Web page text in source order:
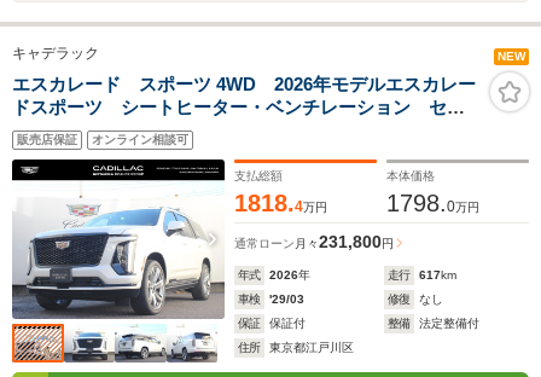
キャデラック NEW
エスカレード スポーツ 4WD 2026年モデルエスカレー
ドスポーツ シートヒーター・ベンチレーション セン
ターキープアダプティブクルーズコントロール パノラ
マサンルーフ 前席マッサージシート アップルカープ
レイ・androidオート対応
販売店保証 オンライン相談可
支払総額
1818.4万円
本体価格
1798.0万円
通常ローン 月々231,800円
年式 2026年 走行 617km
車検
'29/03 修復
なし
保証
保証付 整備
法定整備付
住所
東京都江戸川区